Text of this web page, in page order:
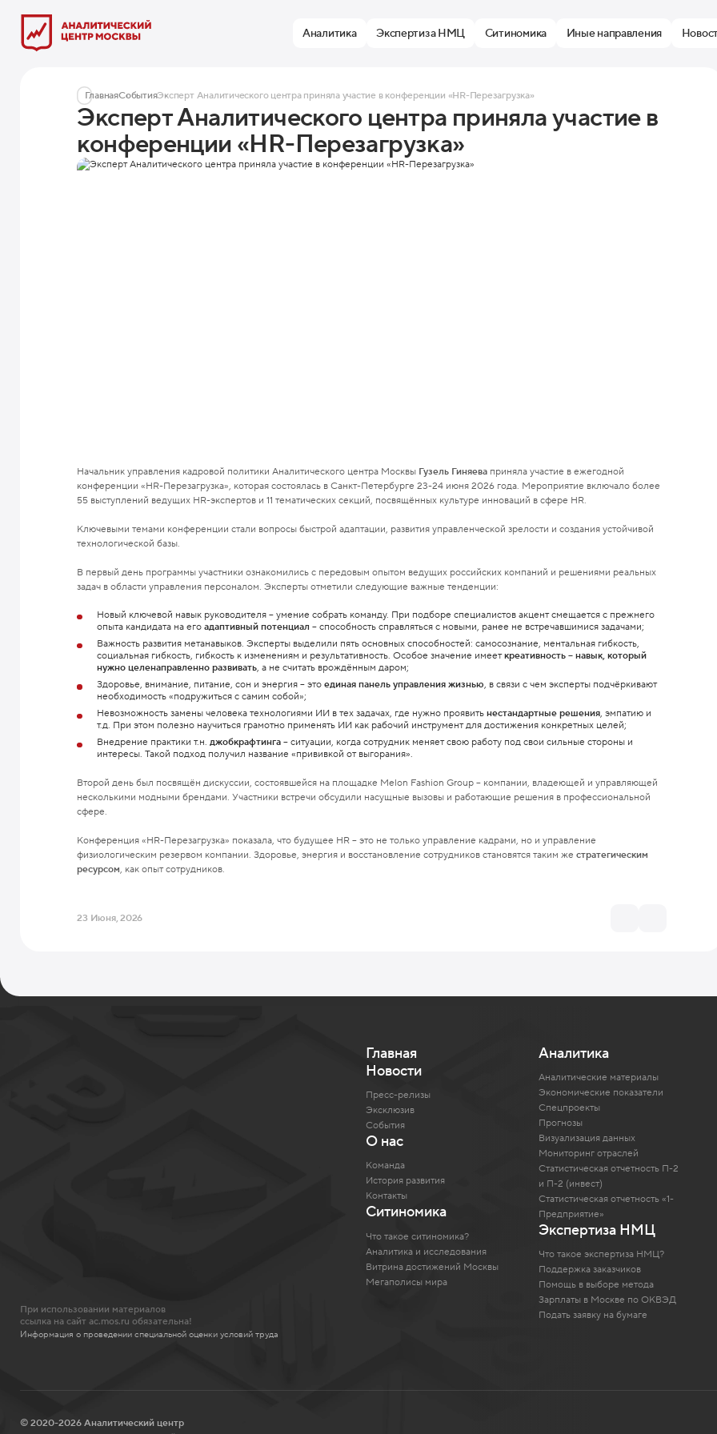
Аналитика Экспертиза НМЦ Ситиномика Иные направления
ГлавнаяСобытияЭксперт Аналитического центра приняла участие в конференции «HR-Перезагрузка»
Эксперт Аналитического центра приняла участие в
конференции «HR-Перезагрузка»
Начальник управления кадровой политики Аналитического центра Москвы Гузель Гиняева приняла участие в ежегодной
конференции «HR-Перезагрузка», которая состоялась в Санкт-Петербурге 23-24 июня 2026 года. Мероприятие включало более
55 выступлений ведущих HR-экспертов и 11 тематических секций, посвящённых культуре инноваций в сфере HR.
Ключевыми темами конференции стали вопросы быстрой адаптации, развития управленческой зрелости и создания устойчивой
технологической базы.
В первый день программы участники ознакомились с передовым опытом ведущих российских компаний и решениями реальных
задач в области управления персоналом. Эксперты отметили следующие важные тенденции:
Новый ключевой навык руководителя – умение собрать команду. При подборе специалистов акцент смещается с прежнего
опыта кандидата на егоадаптивный потенциал – способность справляться с новыми, ранее не встречавшимися задачами;
Важность развития метанавыков. Эксперты выделили пять основных способностей: самосознание, ментальная гибкость,
социальная гибкость, гибкость к изменениям и результативность. Особое значение имееткреативность – навык, который
нужноцеленаправленно развивать, а не считать врождённым даром;
Здоровье, внимание, питание, сон и энергия – этоединая панель управления жизнью, в связи с чем эксперты подчёркивают
необходимость «подружиться с самим собой»;
Невозможность замены человека технологиями ИИ в тех задачах, где нужно проявитьнестандартные решения, эмпатию и
т.д. При этом полезно научиться грамотно применять ИИ как рабочий инструмент для достижения конкретных целей;
Внедрение практики т.н. джобкрафтинга– ситуации, когда сотрудник меняет свою работу под свои сильные стороны и
интересы. Такой подход получил название «прививкой от выгорания».
Второй день был посвящён дискуссии, состоявшейся на площадке Melon Fashion Group – компании, владеющей и управляющей
несколькими модными брендами. Участники встречи обсудили насущные вызовы и работающие решения в профессиональной
сфере.
Конференция «HR-Перезагрузка» показала, что будущее HR – это не только управление кадрами, но и управление
физиологическим резервом компании. Здоровье, энергия и восстановление сотрудников становятся таким жестратегическим
ресурсом, как опыт сотрудников.
23 Июня, 2026
При использовании материалов
ссылка на сайт ac.mos.ru обязательна!
Информация о проведении специальной оценки условий труда
Главная
Новости
Пресс-релизы
Эксклюзив
События
О нас
Команда
История развития
Контакты
Ситиномика
Что такое ситиномика?
Аналитика и исследования
Витрина достижений Москвы
Мегаполисы мира
Аналитика
Аналитические материалы
Экономические показатели
Спецпроекты
Прогнозы
Визуализация данных
Мониторинг отраслей
Статистическая отчетность П-2
и П-2 (инвест)
Статистическая отчетность «1-
Предприятие»
Экспертиза НМЦ
Что такое экспертиза НМЦ?
Поддержка заказчиков
Помощь в выборе метода
Зарплаты в Москве по ОКВЭД
Подать заявку на бумаге
© 2020-2026 Аналитический центр